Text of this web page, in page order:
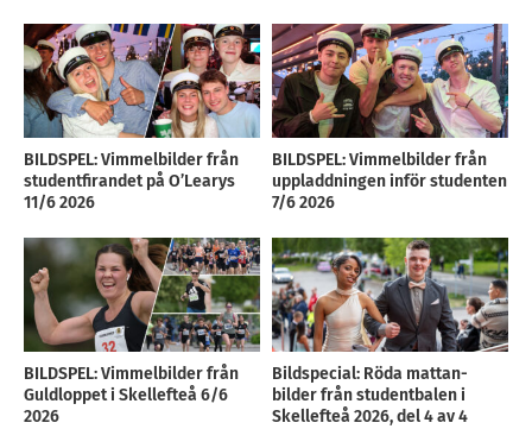
BILDSPEL: Vimmelbilder från
studentfirandet på O’Learys
11/6 2026
BILDSPEL: Vimmelbilder från
uppladdningen inför studenten
7/6 2026
BILDSPEL: Vimmelbilder från
Guldloppet i Skellefteå 6/6
2026
Bildspecial: Röda mattan-
bilder från studentbalen i
Skellefteå 2026, del 4 av 4